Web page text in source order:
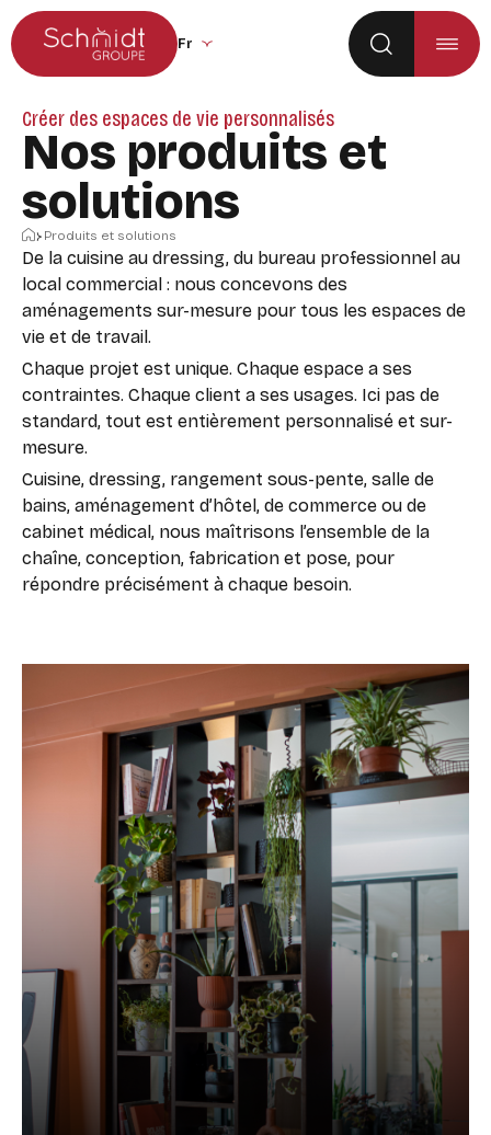
Aller au menu principal
Aller au contenu
Changer la langue du site (recharge la
Créer des espaces de vie personnalisés
Nos produits et
solutions
Accueil
Produits et solutions
De la cuisine au dressing, du bureau professionnel au
local commercial : nous concevons des
aménagements sur-mesure pour tous les espaces de
vie et de travail.
Chaque projet est unique. Chaque espace a ses
contraintes. Chaque client a ses usages. Ici pas de
standard, tout est entièrement personnalisé et sur-
mesure.
Cuisine, dressing, rangement sous-pente, salle de
bains, aménagement d’hôtel, de commerce ou de
cabinet médical, nous maîtrisons l’ensemble de la
chaîne, conception, fabrication et pose, pour
répondre précisément à chaque besoin.